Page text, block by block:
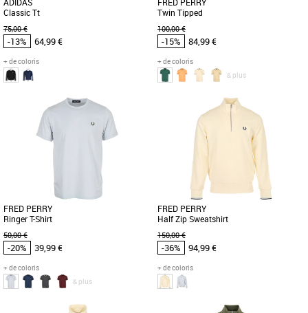
Classic Tt
75,00 €
-13% 64,99 €
+ de coloris
Vêtements pas cher et Promos
Vêtements
Découvrez la veste adidas Classic Tt,
un incontournable de la collection
Twin Tipped
100,00 €
-15% 84,99 €
+ de coloris
& plus
Vêtements pas cher et Promos
Vêtements
Le polo Fred Perry Twin Tipped est un
incontournable de la garde-robe
masculine pour la saison printemps-été
FRED PERRY
Ringer T-Shirt
50,00 €
-20% 39,99 €
+ de coloris
& plus
FRED PERRY
Half Zip Sweatshirt
150,00 €
-36% 94,99 €
+ de coloris